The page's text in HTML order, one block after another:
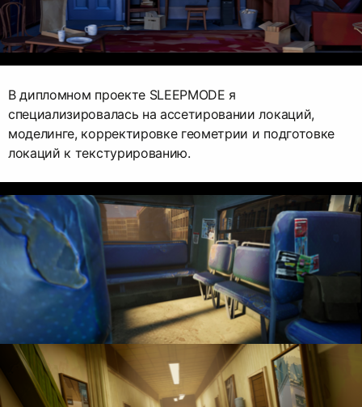
В дипломном проекте SLEEPMODE я
специализировалась на ассетировании локаций,
моделинге, корректировке геометрии и подготовке
локаций к текстурированию.